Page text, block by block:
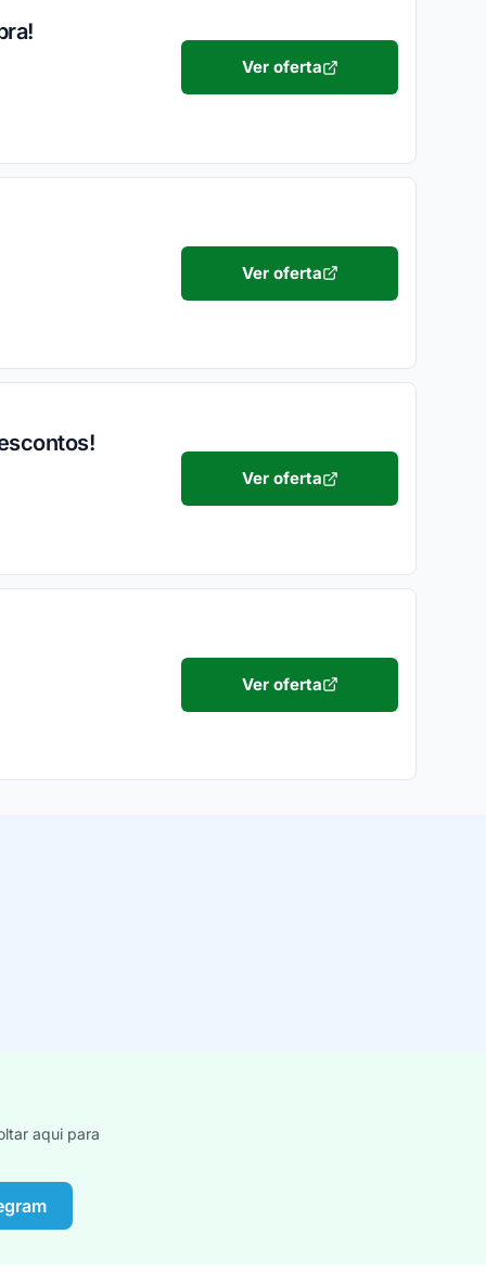
Ver oferta
Ver oferta
Ver oferta
Ver oferta
aqui para